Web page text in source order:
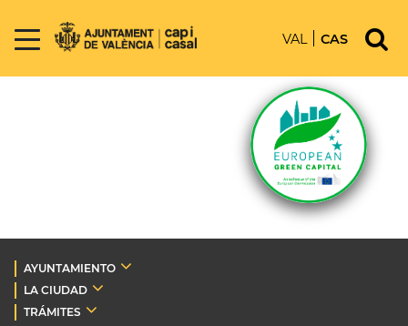
VAL CAS
AYUNTAMIENTO
LA CIUDAD
TRÁMITES